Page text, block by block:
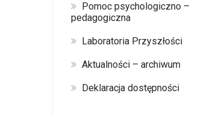
Pomoc psychologiczno –
pedagogiczna
Laboratoria Przyszłości
Aktualności – archiwum
Deklaracja dostępności